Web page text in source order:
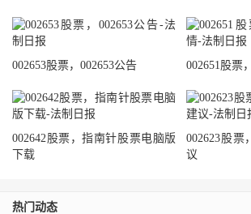
002653股票，002653公告 002651股票
002642股票，指南针股票电脑版
下载
002623股票
议
热门动态